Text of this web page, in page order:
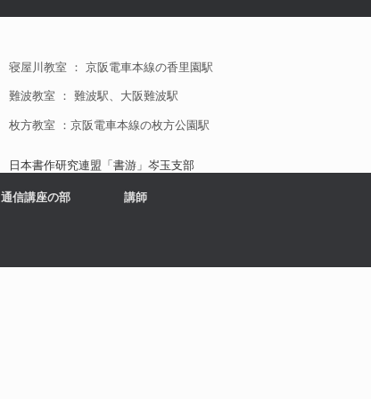
寝屋川教室 ： 京阪電車本線の香里園駅
難波教室 ： 難波駅、大阪難波駅
枚方教室 ：京阪電車本線の枚方公園駅
日本書作研究連盟「書游」岑玉支部
通信講座の部 講師